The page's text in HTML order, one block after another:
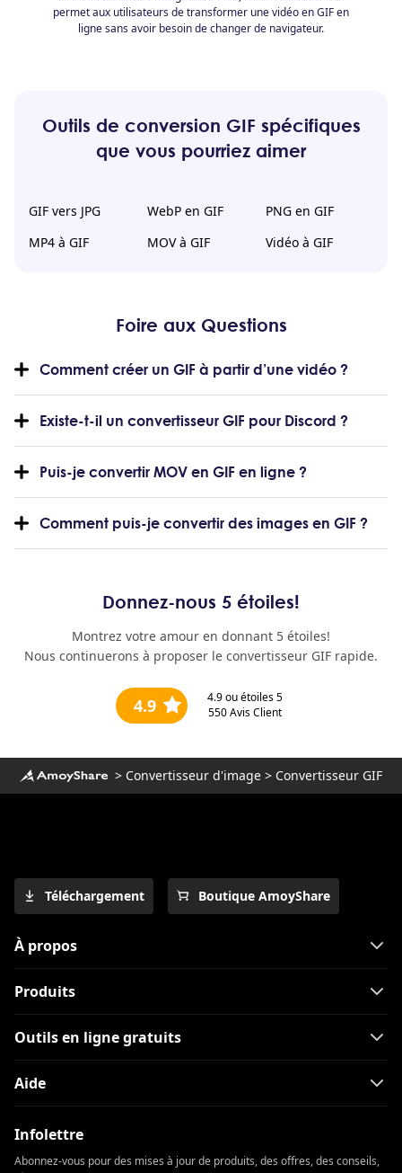
permet aux utilisateurs de transformer une vidéo en GIF en
ligne sans avoir besoin de changer de navigateur.
Outils de conversion GIF spécifiques
que vous pourriez aimer
GIF vers JPG WebP en GIF
PNG en GIF
MP4 à GIF
MOV à GIF Vidéo à GIF
Foire aux Questions
Comment créer un GIF à partir d’une vidéo ?
Existe-t-il un convertisseur GIF pour Discord ?
Puis-je convertir MOV en GIF en ligne ?
Comment puis-je convertir des images en GIF ?
Donnez-nous 5 étoiles!
Montrez votre amour en donnant 5 étoiles!
Nous continuerons à proposer le convertisseur GIF rapide.
4.9 4.9ou étoiles 5
550Avis Client
> Convertisseur d'image > Convertisseur GIF
Téléchargement Boutique AmoyShare
À propos
Produits
Outils en ligne gratuits
Aide
Infolettre
Abonnez-vous pour des mises à jour de produits, des offres, des conseils,